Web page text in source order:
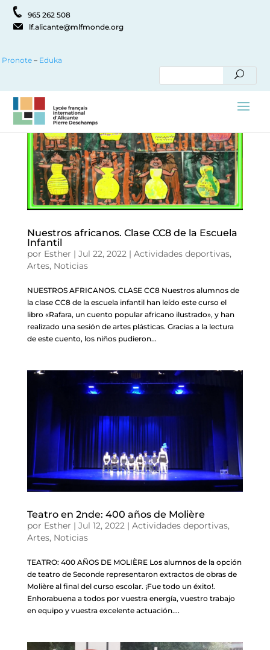
965 262 508
lf.alicante@mlfmonde.org
Pronote – Eduka
Nuestros africanos. Clase CC8 de la Escuela
Infantil
por Esther | Jul 22, 2022 | Actividades deportivas,
Artes, Noticias
NUESTROS AFRICANOS. CLASE CC8 Nuestros alumnos de
la clase CC8 de la escuela infantil han leído este curso el
libro «Rafara, un cuento popular africano ilustrado», y han
realizado una sesión de artes plásticas. Gracias a la lectura
de este cuento, los niños pudieron...
Teatro en 2nde: 400 años de Molière
por Esther | Jul 12, 2022| Actividades deportivas,
Artes, Noticias
TEATRO: 400 AÑOS DE MOLIÈRE Los alumnos de la opción
de teatro de Seconde representaron extractos de obras de
Molière al final del curso escolar. ¡Fue todo un éxito!.
Enhorabuena a todos por vuestra energía, vuestro trabajo
en equipo y vuestra excelente actuación....